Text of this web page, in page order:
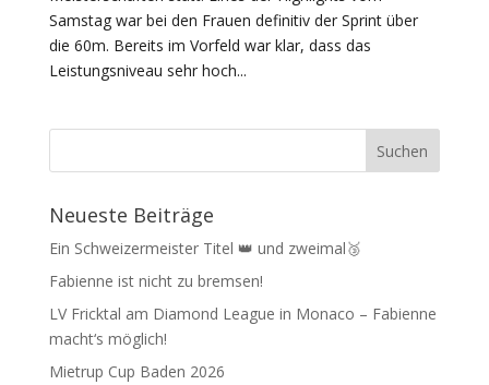
Samstag war bei den Frauen definitiv der Sprint über
die 60m. Bereits im Vorfeld war klar, dass das
Leistungsniveau sehr hoch...
Neueste Beiträge
Ein Schweizermeister Titel 👑 und zweimal🥉
Fabienne ist nicht zu bremsen!
LV Fricktal am Diamond League in Monaco – Fabienne
macht‘s möglich!
Mietrup Cup Baden 2026